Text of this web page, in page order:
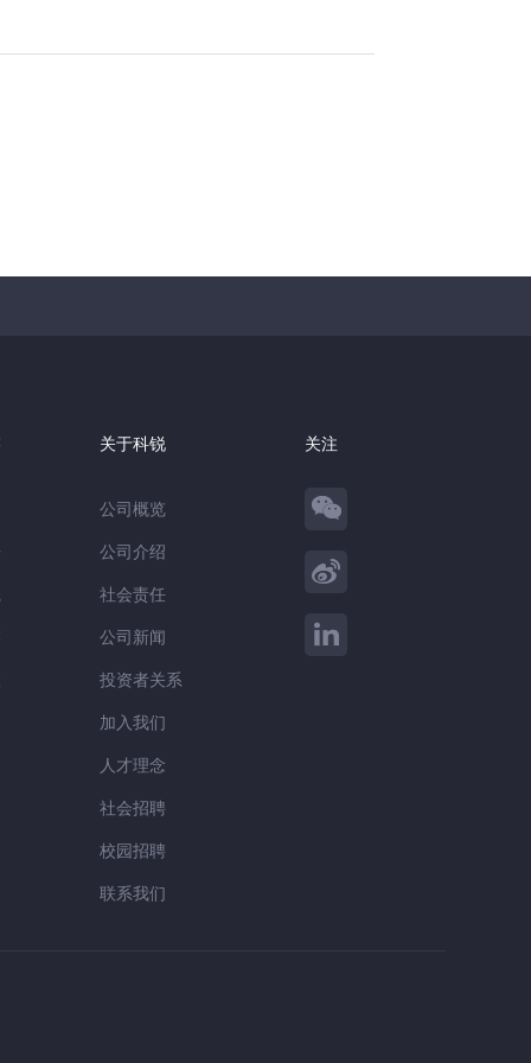
关于科锐
公司概览
公司介绍
社会责任
公司新闻
投资者关系
加入我们
人才理念
社会招聘
校园招聘
联系我们
关注